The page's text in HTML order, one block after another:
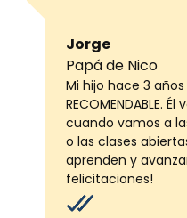
Jorge
Papá de Nico
Mi hijo hace 3 años
RECOMENDABLE.
cuando vamos a
o las clases
aprenden y
felicitaciones!